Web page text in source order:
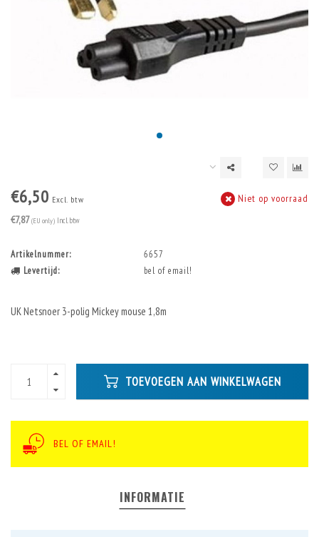
€6,50 Excl. btw
€7,87 (EU only) Incl. btw
Niet op voorraad
Artikelnummer:
6657
Levertijd:
bel of email!
UK Netsnoer 3-polig Mickey mouse 1,8m
TOEVOEGEN AAN WINKELWAGEN
BEL OF EMAIL!
INFORMATIE